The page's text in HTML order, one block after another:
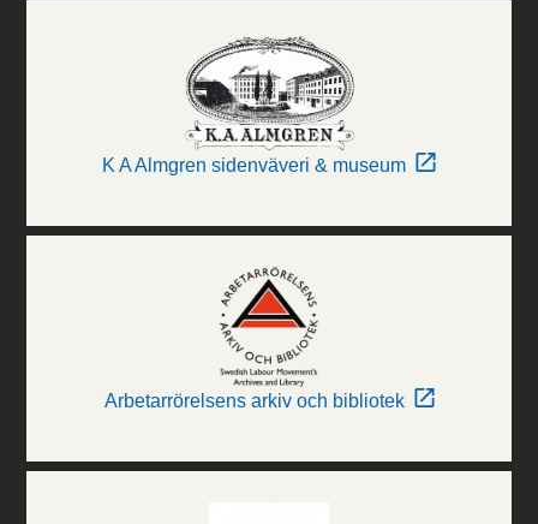
K A Almgren sidenväveri & museum
Arbetarrörelsens arkiv och bibliotek